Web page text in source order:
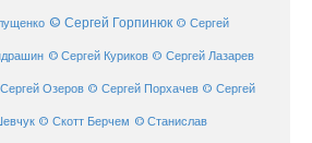
© Сергей Горпинюк © Сергей
© Сергей Куриков © Сергей Лазарев
Озеров © Сергей Порхачев © Сергей
© Скотт Берчем © Станислав